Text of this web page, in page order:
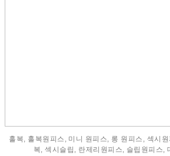
홀복, 홀복원피스, 미니 원피스, 롱 원피스, 섹시
복, 섹시슬립, 란제리원피스, 슬립원피스,